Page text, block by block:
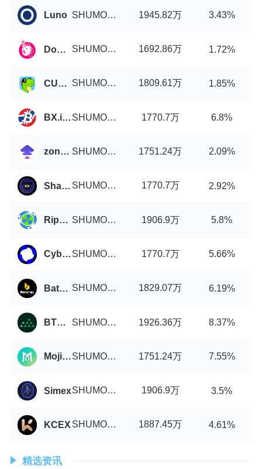
Luno SHUMO币/USDT 1945.82万 3.43%
DogeSwap SHUMO币/USDT 1692.86万 1.72%
CUBISwap SHUMO币/USDT 1809.61万 1.85%
BX.in.th SHUMO币/USDT 1770.7万 6.8%
zondacrypto SHUMO币/USDT 1751.24万 2.09%
ShadowSwap SHUMO币/USDT 1770.7万 2.92%
Ripple China SHUMO币/USDT 1906.9万 5.8%
Cyberperp SHUMO币/USDT 1770.7万 5.66%
Batonex SHUMO币/USDT 1829.07万 6.19%
BTCMarkets SHUMO币/USDT 1926.36万 8.37%
MojitoSwap SHUMO币/USDT 1751.24万 7.55%
Simex SHUMO币/USDT 1906.9万 3.5%
KCEX SHUMO币/USDT 1887.45万 4.61%
精选资讯